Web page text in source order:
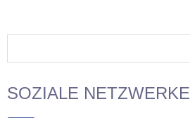
SOZIALE NETZWERKE